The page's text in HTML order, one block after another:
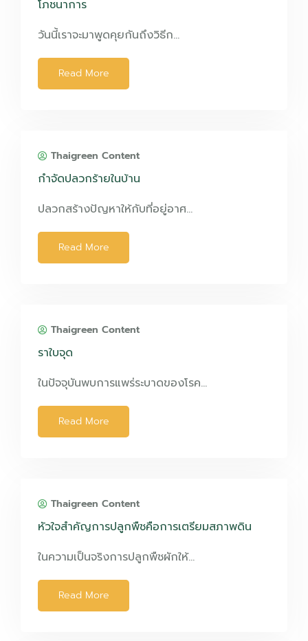
โภชนาการ
วันนี้เราจะมาพูดคุยกันถึงวิธีก…
Read More
Thaigreen Content
กำจัดปลวกร้ายในบ้าน
ปลวกสร้างปัญหาให้กับที่อยู่อาศ…
Read More
Thaigreen Content
ราใบจุด
ในปัจจุบันพบการแพร่ระบาดของโรค…
Read More
Thaigreen Content
หัวใจสำคัญการปลูกพืชคือการเตรียมสภาพดิน
ในความเป็นจริงการปลูกพืชผักให้…
Read More